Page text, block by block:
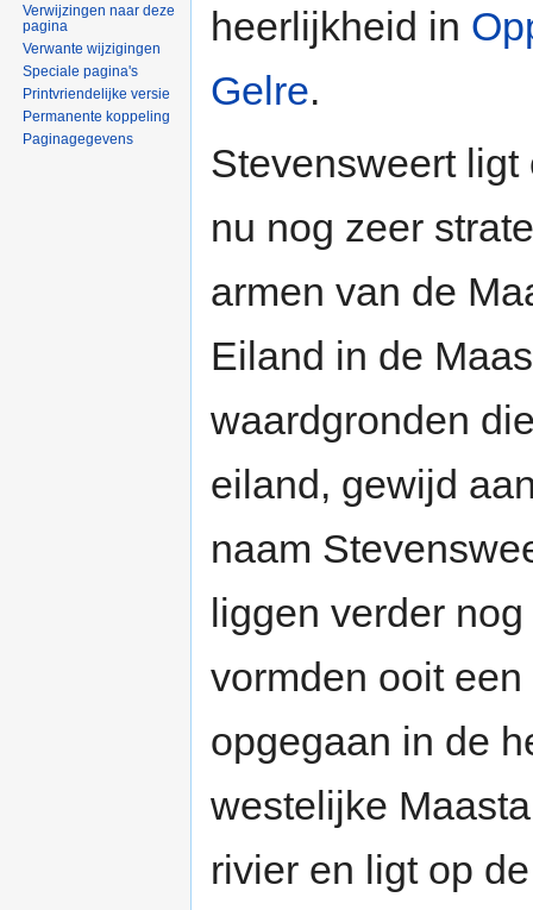
heerlijkheid in
Gelre.
Stevensweert ligt
nu nog zeer
armen van de
Eiland in de
waardgronden
eiland, gewijd
naam
liggen verder
vormden ooit
opgegaan in de
westelijke
rivier en ligt op
Verwijzingen naar deze
pagina
Verwante wijzigingen
Speciale pagina's
Printvriendelijke versie
Permanente koppeling
Paginagegevens